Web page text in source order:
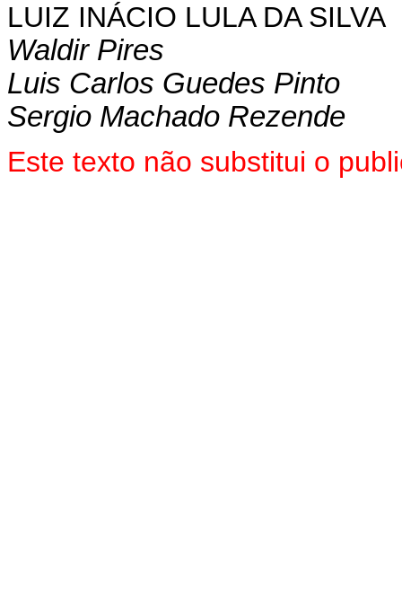
LUIZ INÁCIO LULA DA SILVA
Waldir Pires
Luis Carlos Guedes Pinto
Sergio Machado Rezende
Este texto não substitui o